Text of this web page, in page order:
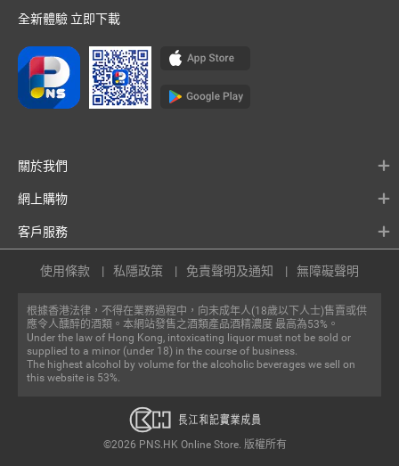
全新體驗 立即下載
關於我們
網上購物
客戶服務
根據香港法律，不得在業務過程中，向未成年人(18歲以下人士)售賣或供
應令人醺醉的酒類。本網站發售之酒類產品酒精濃度 最高為53%。
Under the law of Hong Kong, intoxicating liquor must not be sold or
supplied to a minor (under 18) in the course of business.
The highest alcohol by volume for the alcoholic beverages we sell on
this website is 53%.
©2026 PNS.HK Online Store. 版權所有
使用條款 私隱政策 免責聲明及通知 無障礙聲明